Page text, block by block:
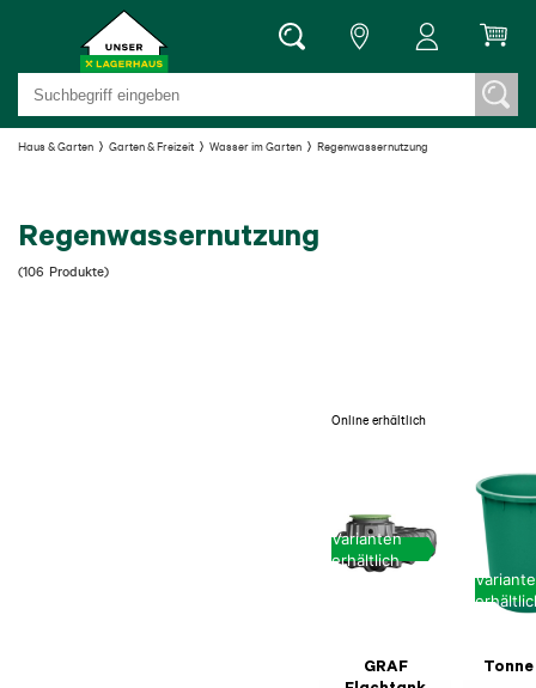
Haus & Garten Garten & Freizeit Wasser im Garten Regenwassernutzung
Regenwassernutzung
(106 Produkte)
Online erhältlich
Varianten
erhältlich
GRAF